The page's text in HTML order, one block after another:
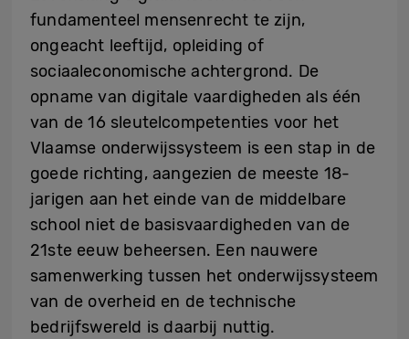
fundamenteel mensenrecht te zijn,
ongeacht leeftijd, opleiding of
sociaaleconomische achtergrond. De
opname van digitale vaardigheden als één
van de 16 sleutelcompetenties voor het
Vlaamse onderwijssysteem is een stap in de
goede richting, aangezien de meeste 18-
jarigen aan het einde van de middelbare
school niet de basisvaardigheden van de
21ste eeuw beheersen. Een nauwere
samenwerking tussen het onderwijssysteem
van de overheid en de technische
bedrijfswereld is daarbij nuttig.